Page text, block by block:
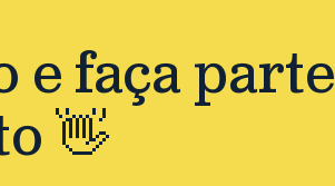
e faça parte
👋